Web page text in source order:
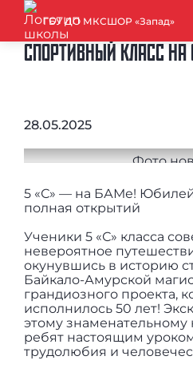
ГБУ ДО МКСШОР «Запад»
СПОРТИВНЫЙ КЛАСС НА
28.05.2025
5 «С» — на БАМе!
полная открытий
Ученики 5 «С» класса
невероятное
окунувшись в историю
Байкало-Амурской
грандиозного проекта,
исполнилось 50 лет!
этому знаменательному
ребят настоящим
трудолюбия и